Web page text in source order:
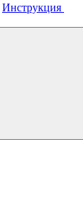
Инструкция